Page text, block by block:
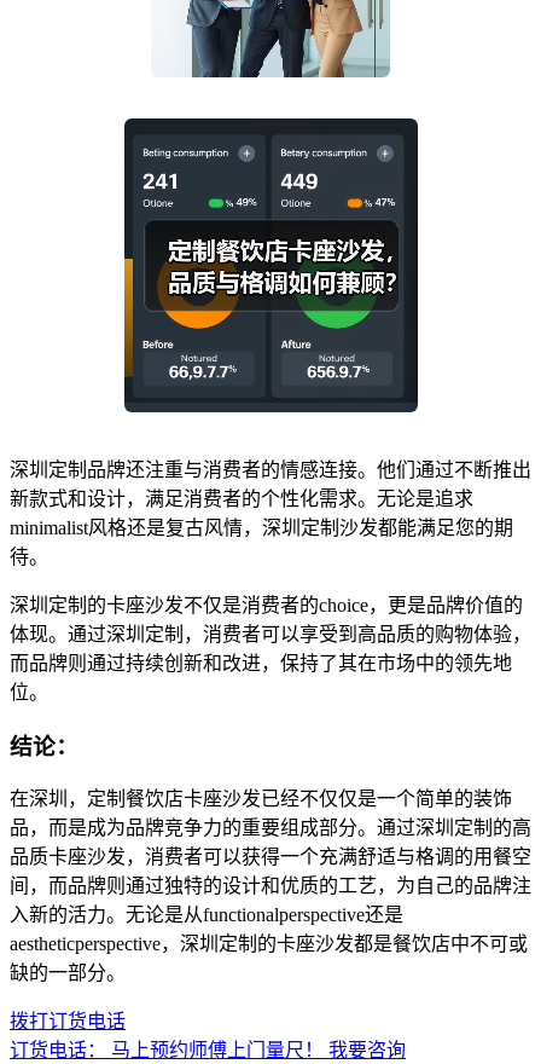
深圳定制品牌还注重与消费者的情感连接。他们通过不断推出
新款式和设计，满足消费者的个性化需求。无论是追求
minimalist风格还是复古风情，深圳定制沙发都能满足您的期
待。
深圳定制的卡座沙发不仅是消费者的choice，更是品牌价值的
体现。通过深圳定制，消费者可以享受到高品质的购物体验，
而品牌则通过持续创新和改进，保持了其在市场中的领先地
位。
结论：
在深圳，定制餐饮店卡座沙发已经不仅仅是一个简单的装饰
品，而是成为品牌竞争力的重要组成部分。通过深圳定制的高
品质卡座沙发，消费者可以获得一个充满舒适与格调的用餐空
间，而品牌则通过独特的设计和优质的工艺，为自己的品牌注
入新的活力。无论是从functionalperspective还是
aestheticperspective，深圳定制的卡座沙发都是餐饮店中不可或
缺的一部分。
拨打订货电话
订货电话：
马上预约师傅上门量尺！ 我要咨询